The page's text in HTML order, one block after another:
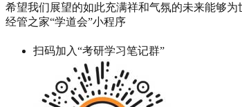
希望我们展望的如此充满祥和气氛的未来能够
经管之家“学道会”小程序
扫码加入“考研学习笔记群”